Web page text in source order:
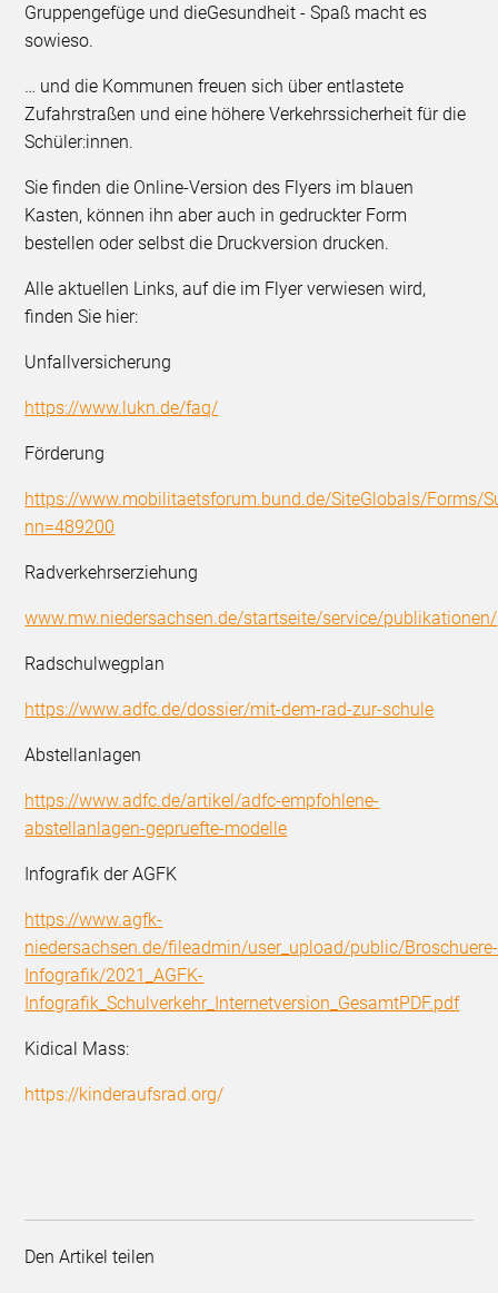
Gruppengefüge und dieGesundheit - Spaß macht es
sowieso.
… und die Kommunen freuen sich über entlastete
Zufahrstraßen und eine höhere Verkehrssicherheit für die
Schüler:innen.
Sie finden die Online-Version des Flyers im blauen
Kasten, können ihn aber auch in gedruckter Form
bestellen oder selbst die Druckversion drucken.
Alle aktuellen Links, auf die im Flyer verwiesen wird,
finden Sie hier:
Unfallversicherung
https://www.lukn.de/faq/
Förderung
https://www.mobilitaetsforum.bund.de/SiteGlobals/Forms/
nn=489200
Radverkehrserziehung
www.mw.niedersachsen.de/startseite/service/publikationen/
Radschulwegplan
https://www.adfc.de/dossier/mit-dem-rad-zur-schule
Abstellanlagen
https://www.adfc.de/artikel/adfc-empfohlene-
abstellanlagen-gepruefte-modelle
Infografik der AGFK
https://www.agfk-
niedersachsen.de/fileadmin/user_upload/public/Broschuere-
Infografik/2021_AGFK-
Infografik_Schulverkehr_Internetversion_GesamtPDF.pdf
Kidical Mass:
https://kinderaufsrad.org/
Den Artikel teilen